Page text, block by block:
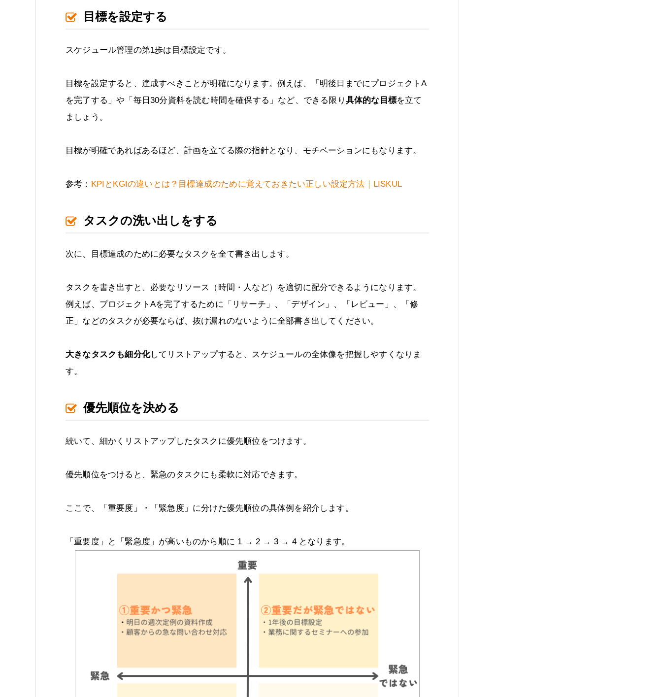
目標を設定する
スケジュール管理の第1歩は目標設定です。
目標を設定すると、達成すべきことが明確になります。例えば、「明後日までにプロジェクトA
を完了する」や「毎日30分資料を読む時間を確保する」など、できる限り 具体的な目標を立て
ましょう。
目標が明確であればあるほど、計画を立てる際の指針となり、モチベーションにもなります。
参考： KPIとKGIの違いとは？目標達成のために覚えておきたい正しい設定方法｜LISKUL
タスクの洗い出しをする
次に、目標達成のために必要なタスクを全て書き出します。
タスクを書き出すと、必要なリソース（時間・人など）を適切に配分できるようになります。
例えば、プロジェクトAを完了するために「リサーチ」、「デザイン」、「レビュー」、「修
正」などのタスクが必要ならば、抜け漏れのないように全部書き出してください。
大きなタスクも細分化してリストアップすると、スケジュールの全体像を把握しやすくなりま
す。
優先順位を決める
続いて、細かくリストアップしたタスクに優先順位をつけます。
優先順位をつけると、緊急のタスクにも柔軟に対応できます。
ここで、「重要度」・「緊急度」に分けた優先順位の具体例を紹介します。
「重要度」と「緊急度」が高いものから順に 1 → 2 → 3 → 4 となります。